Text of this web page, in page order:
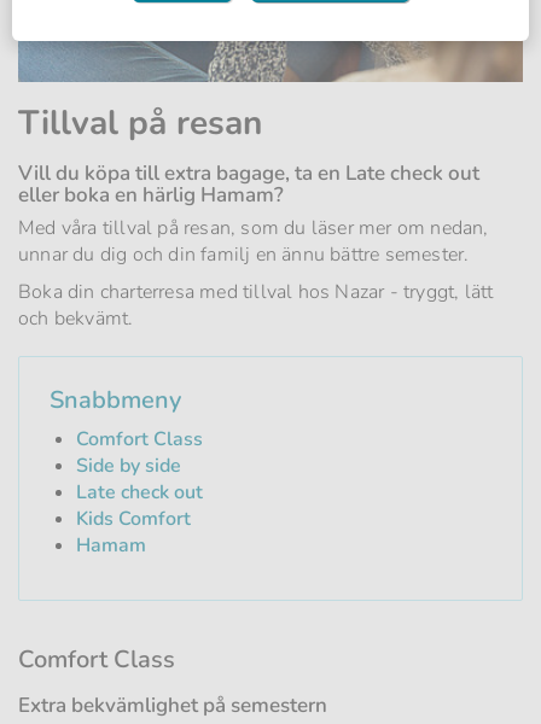
Tillval på resan
Vill du köpa till extra bagage, ta en Late check out
eller boka en härlig Hamam?
Med våra tillval på resan, som du läser mer om nedan,
unnar du dig och din familj en ännu bättre semester.
Boka din charterresa med tillval hos Nazar - tryggt, lätt
och bekvämt.
Snabbmeny
Comfort Class
Side by side
Late check out
Kids Comfort
Hamam
Comfort Class
Extra bekvämlighet på semestern